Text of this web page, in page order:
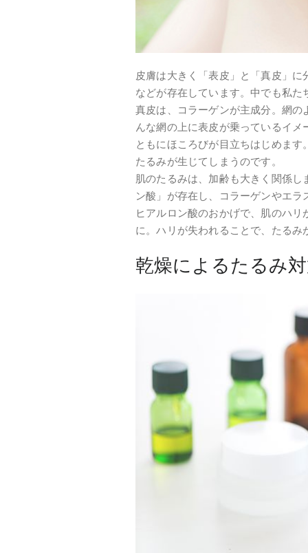
皮膚は大きく「表皮」と「真皮」
などが存在しています。中でも私
真皮は、コラーゲンが主成分。網
んな網の上に表皮が乗っているイ
ともにほころびが目立ちはじめま
たるみが生じてしまうのです。
肌のたるみは、加齢も大きく関係
ン酸」が存在し、コラーゲンやエ
ヒアルロン酸のおかげで、肌のハ
に。ハリが失われることで、たるみ
乾燥によるたるみ